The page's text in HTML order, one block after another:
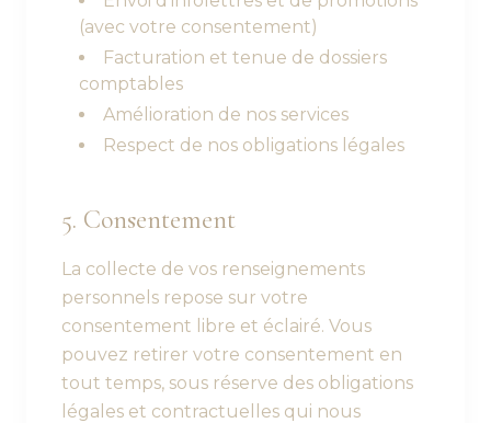
(avec votre consentement)
Facturation et tenue de dossiers
comptables
Amélioration de nos services
Respect de nos obligations légales
5. Consentement
La collecte de vos renseignements
personnels repose sur votre
consentement libre et éclairé. Vous
pouvez retirer votre consentement en
tout temps, sous réserve des obligations
légales et contractuelles qui nous